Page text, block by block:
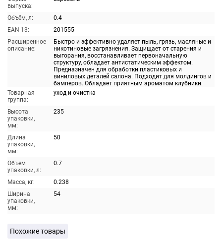
выпуска:
Объём, л:
0.4
EAN-13:
201555
Расширенное
описание:
Быстро и эффективно удаляет пыль, грязь, масляные и
никотиновые загрязнения. Защищает от старения и
выгорания, восстанавливает первоначальную
структуру, обладает антистатическим эффектом.
Предназначен для обработки пластиковых и
виниловых деталей салона. Подходит для молдингов и
бамперов. Обладает приятным ароматом клубники.
Товарная
группа:
уход и очистка
Высота
упаковки,
мм:
235
Длина
упаковки,
мм:
50
Объем
упаковки, л:
0.7
Масса, кг:
0.238
Ширина
упаковки,
мм:
54
Похожие товары